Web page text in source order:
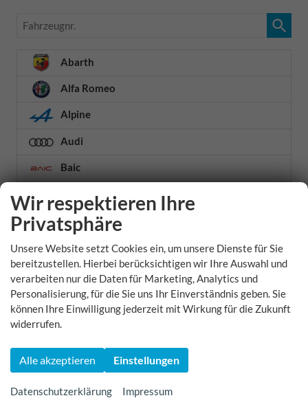
Fahrzeugnr.
Abarth
Alfa Romeo
Alpine
Audi
Baic
Bentley
BMW
1er
2er Active Tourer
2er Coupé
3er
Wir respektieren Ihre
Privatsphäre
Unsere Website setzt Cookies ein, um unsere Dienste für Sie
bereitzustellen. Hierbei berücksichtigen wir Ihre Auswahl und
verarbeiten nur die Daten für Marketing, Analytics und
Personalisierung, für die Sie uns Ihr Einverständnis geben. Sie
können Ihre Einwilligung jederzeit mit Wirkung für die Zukunft
widerrufen.
Alle akzeptieren Einstellungen
Datenschutzerklärung Impressum